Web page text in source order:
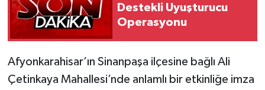
Destekli Uyuşturucu
Operasyonu
Afyonkarahisar’ın Sinanpaşa ilçesine bağlı Ali
Çetinkaya Mahallesi’nde anlamlı bir etkinliğe imza